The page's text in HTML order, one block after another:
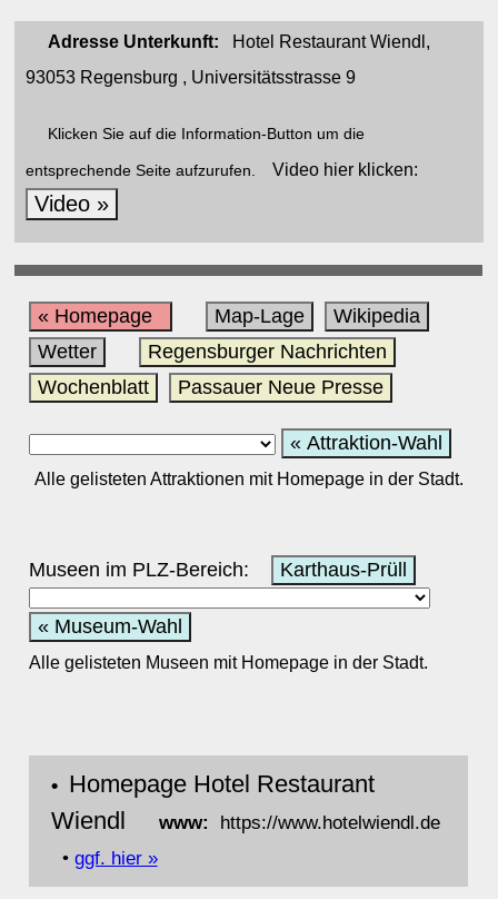
Adresse Unterkunft: Hotel Restaurant Wiendl,
93053 Regensburg , Universitätsstrasse 9
Klicken Sie auf die Information-Button um die
entsprechende Seite aufzurufen. Video hier klicken:
Video »